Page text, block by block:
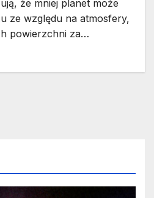
że mniej planet może
ze względu na atmosfery,
powierzchni za…